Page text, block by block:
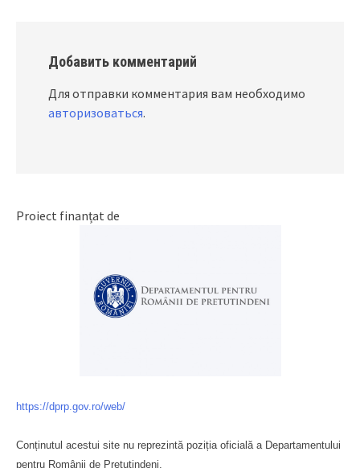
Добавить комментарий
Для отправки комментария вам необходимо
авторизоваться.
Proiect finanțat de
https://dprp.gov.ro/web/
Conținutul acestui site nu reprezintă poziția oficială a Departamentului
pentru Românii de Pretutindeni.